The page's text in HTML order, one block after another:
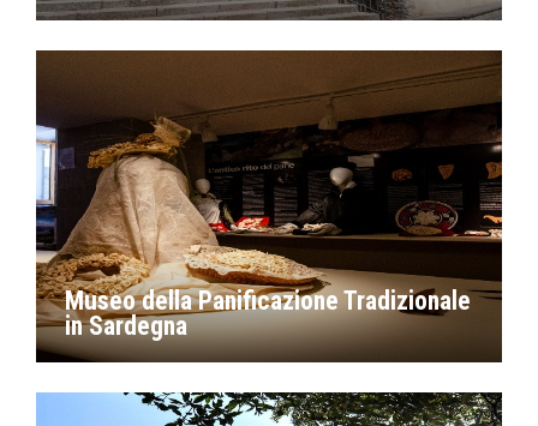
Museo della Panificazione Tradizionale
in Sardegna